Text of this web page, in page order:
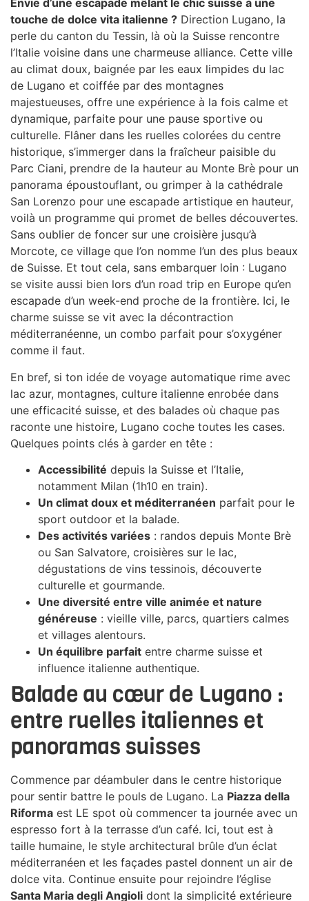
Envie d’une escapade mêlant le chic suisse à une
touche de dolce vita italienne ? Direction Lugano, la
perle du canton du Tessin, là où la Suisse rencontre
l’Italie voisine dans une charmeuse alliance. Cette ville
au climat doux, baignée par les eaux limpides du lac
de Lugano et coiffée par des montagnes
majestueuses, offre une expérience à la fois calme et
dynamique, parfaite pour une pause sportive ou
culturelle. Flâner dans les ruelles colorées du centre
historique, s’immerger dans la fraîcheur paisible du
Parc Ciani, prendre de la hauteur au Monte Brè pour un
panorama époustouflant, ou grimper à la cathédrale
San Lorenzo pour une escapade artistique en hauteur,
voilà un programme qui promet de belles découvertes.
Sans oublier de foncer sur une croisière jusqu’à
Morcote, ce village que l’on nomme l’un des plus beaux
de Suisse. Et tout cela, sans embarquer loin : Lugano
se visite aussi bien lors d’un road trip en Europe qu’en
escapade d’un week-end proche de la frontière. Ici, le
charme suisse se vit avec la décontraction
méditerranéenne, un combo parfait pour s’oxygéner
comme il faut.
En bref, si ton idée de voyage automatique rime avec
lac azur, montagnes, culture italienne enrobée dans
une efficacité suisse, et des balades où chaque pas
raconte une histoire, Lugano coche toutes les cases.
Quelques points clés à garder en tête :
Accessibilité depuis la Suisse et l’Italie,
notamment Milan (1h10 en train).
Un climat doux et méditerranéen parfait pour le
sport outdoor et la balade.
Des activités variées : randos depuis Monte Brè
ou San Salvatore, croisières sur le lac,
dégustations de vins tessinois, découverte
culturelle et gourmande.
Une diversité entre ville animée et nature
généreuse : vieille ville, parcs, quartiers calmes
et villages alentours.
Un équilibre parfait entre charme suisse et
influence italienne authentique.
Balade au cœur de Lugano :
entre ruelles italiennes et
panoramas suisses
Commence par déambuler dans le centre historique
pour sentir battre le pouls de Lugano. La Piazza della
Riforma est LE spot où commencer ta journée avec un
espresso fort à la terrasse d’un café. Ici, tout est à
taille humaine, le style architectural brûle d’un éclat
méditerranéen et les façades pastel donnent un air de
dolce vita. Continue ensuite pour rejoindre l’église
Santa Maria degli Angioli dont la simplicité extérieure